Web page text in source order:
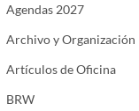
Agendas 2027
Archivo y Organización
Artículos de Oficina
BRW